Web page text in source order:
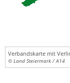
Verbandskarte mit
© Land Steiermark / A14